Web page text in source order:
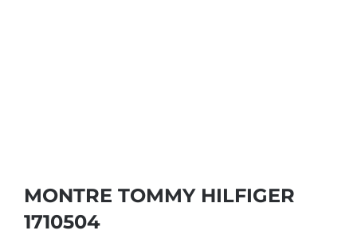
MONTRE TOMMY HILFIGER
1710504